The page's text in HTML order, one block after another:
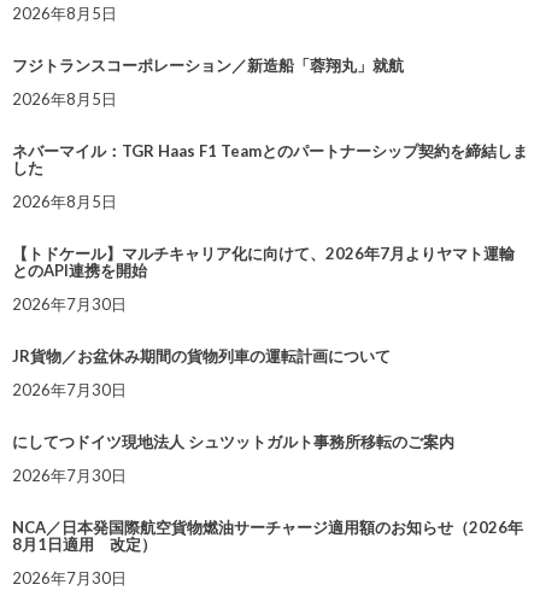
2026年8月5日
フジトランスコーポレーション／新造船「蓉翔丸」就航
2026年8月5日
ネバーマイル：TGR Haas F1 Teamとのパートナーシップ契約を締結しま
した
2026年8月5日
【トドケール】マルチキャリア化に向けて、2026年7月よりヤマト運輸
とのAPI連携を開始
2026年7月30日
JR貨物／お盆休み期間の貨物列車の運転計画について
2026年7月30日
にしてつドイツ現地法人 シュツットガルト事務所移転のご案内
2026年7月30日
NCA／日本発国際航空貨物燃油サーチャージ適用額のお知らせ（2026年
8月1日適用 改定）
2026年7月30日